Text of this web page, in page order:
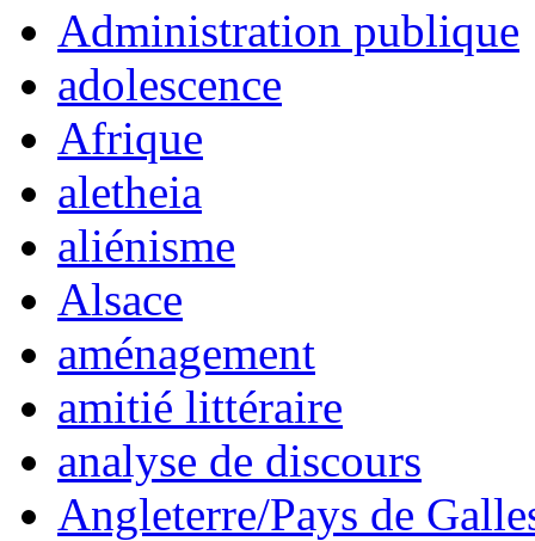
Administration publique
adolescence
Afrique
aletheia
aliénisme
Alsace
aménagement
amitié littéraire
analyse de discours
Angleterre/Pays de